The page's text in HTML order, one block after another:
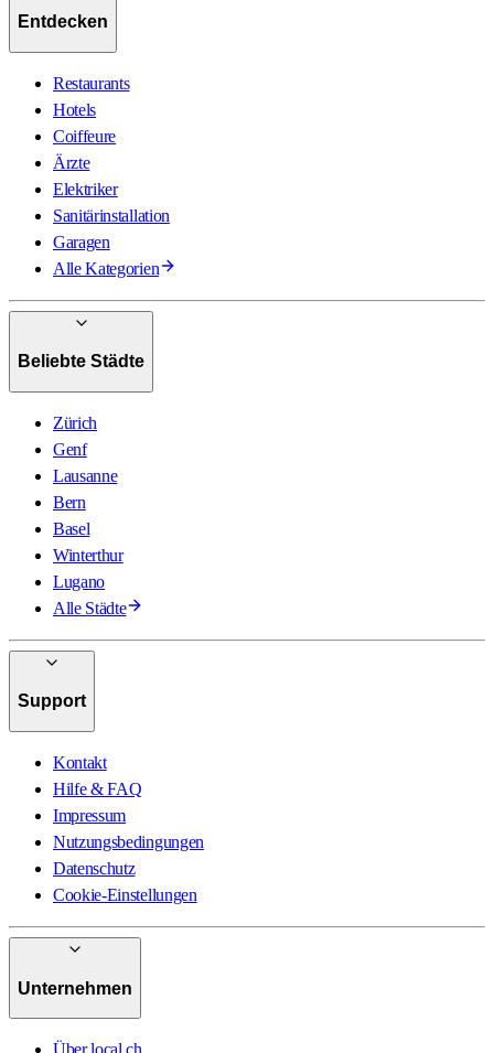
Entdecken
Restaurants
Hotels
Coiffeure
Ärzte
Elektriker
Sanitärinstallation
Garagen
Alle Kategorien
Beliebte Städte
Zürich
Genf
Lausanne
Bern
Basel
Winterthur
Lugano
Alle Städte
Support
Kontakt
Hilfe & FAQ
Impressum
Nutzungsbedingungen
Datenschutz
Cookie-Einstellungen
Unternehmen
Über local.ch